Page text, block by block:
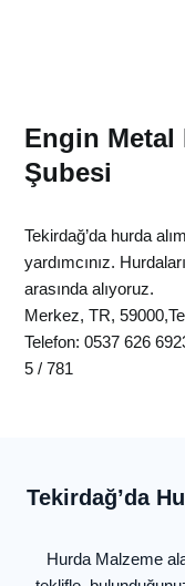
Engin Metal
Şubesi
Tekirdağ’da hurda
yardımcınız.
arasında alıyoruz.
Merkez,TR,59000,
Telefon:0537 626
5 /781
Tekirdağ’da
Hurda Malzeme